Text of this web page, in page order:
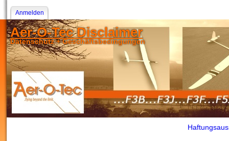
Anmelden
Aer-O-Tec Disclaimer
Datenschutz + Geschäftsbedingungen